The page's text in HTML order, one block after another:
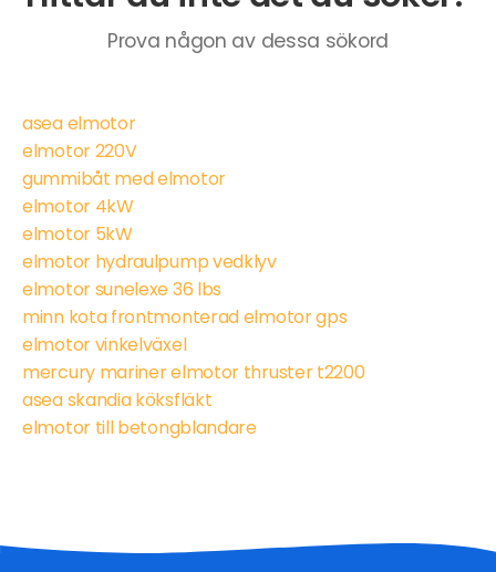
Prova någon av dessa sökord
asea elmotor
elmotor 220V
gummibåt med elmotor
elmotor 4kW
elmotor 5kW
elmotor hydraulpump vedklyv
elmotor sunelexe 36 lbs
minn kota frontmonterad elmotor gps
elmotor vinkelväxel
mercury mariner elmotor thruster t2200
asea skandia köksfläkt
elmotor till betongblandare